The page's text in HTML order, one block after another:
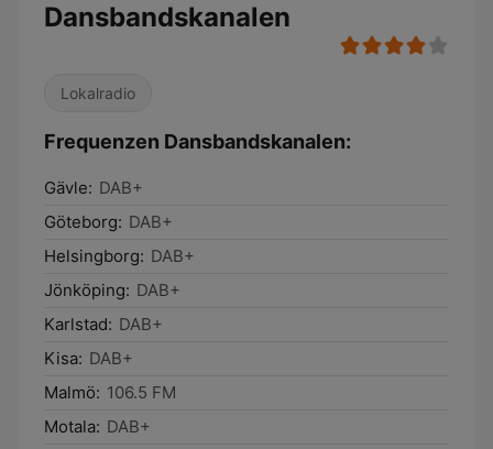
Dansbandskanalen
Lokalradio
Frequenzen Dansbandskanalen:
Gävle: DAB+
Göteborg: DAB+
Helsingborg: DAB+
Jönköping: DAB+
Karlstad: DAB+
Kisa: DAB+
Malmö: 106.5 FM
Motala: DAB+